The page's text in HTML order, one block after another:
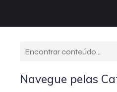
Navegue pelas